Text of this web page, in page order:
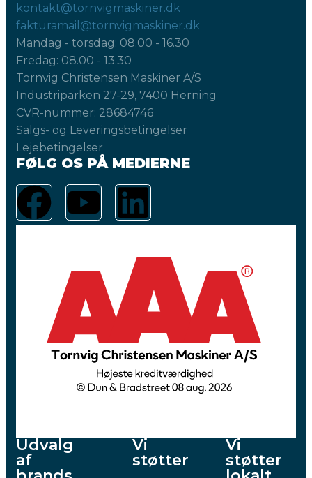
kontakt@tornvigmaskiner.dk
fakturamail@tornvigmaskiner.dk
Mandag - torsdag: 08.00 - 16.30
Fredag: 08.00 - 13.30
Tornvig Christensen Maskiner A/S
Industriparken 27-29, 7400 Herning
CVR-nummer: 28684746
Salgs- og Leveringsbetingelser
Lejebetingelser
FØLG OS PÅ MEDIERNE
Udvalg
af
Vi
støtter
Vi
støtter